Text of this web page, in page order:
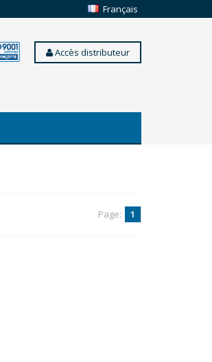
Français
Accès distributeur
Page: 1